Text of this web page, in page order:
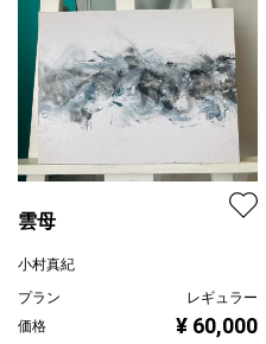
雲母
小村真紀
プラン
レギュラー
価格
¥ 60,000